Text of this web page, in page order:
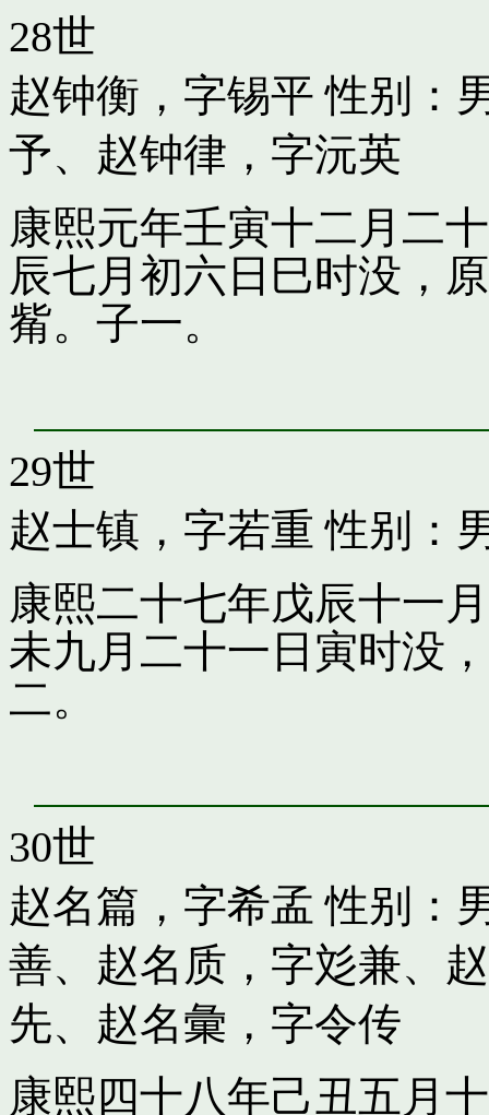
28世
赵钟衡，字锡平 性别：
予、 赵钟律，字沅英
康熙元年壬寅十二月二
辰七月初六日巳时没，
觜。子一。
29世
赵士镇，字若重 性别：
康熙二十七年戊辰十一
未九月二十一日寅时没
二。
30世
赵名篇，字希孟 性别：
善、 赵名质，字彣兼、
先、 赵名彙，字令传
康熙四十八年己丑五月